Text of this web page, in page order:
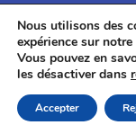
Nous utilisons des
expérience sur notre
Vous pouvez en
les désactiver dans
Accepter